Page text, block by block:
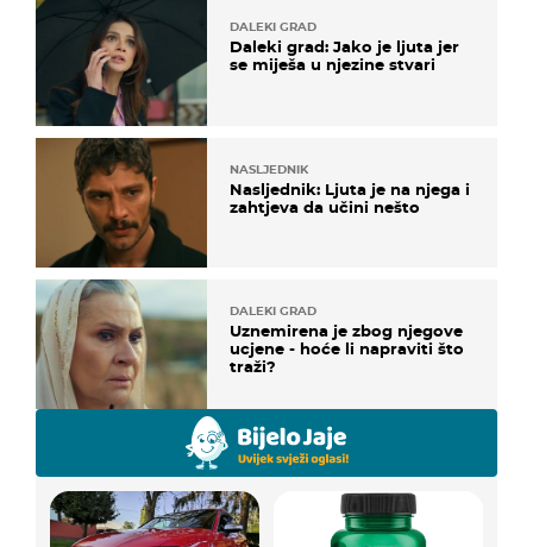
DALEKI GRAD
Daleki grad: Jako je ljuta jer
se miješa u njezine stvari
NASLJEDNIK
Nasljednik: Ljuta je na njega i
zahtjeva da učini nešto
DALEKI GRAD
Uznemirena je zbog njegove
ucjene - hoće li napraviti što
traži?